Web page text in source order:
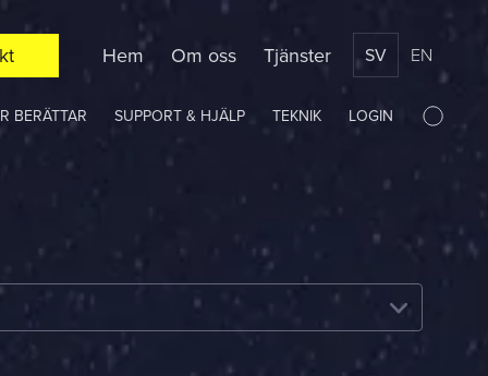
Hem Om oss Tjänster SV EN
BERÄTTAR SUPPORT & HJÄLP TEKNIK LOGIN